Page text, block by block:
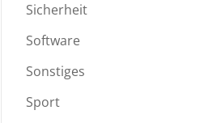
Sicherheit
Software
Sonstiges
Sport